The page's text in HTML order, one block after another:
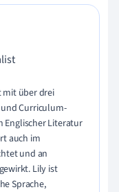
mit über drei
Curriculum-
Englischer Literatur
auch im
und an
Lily ist
Sprache,